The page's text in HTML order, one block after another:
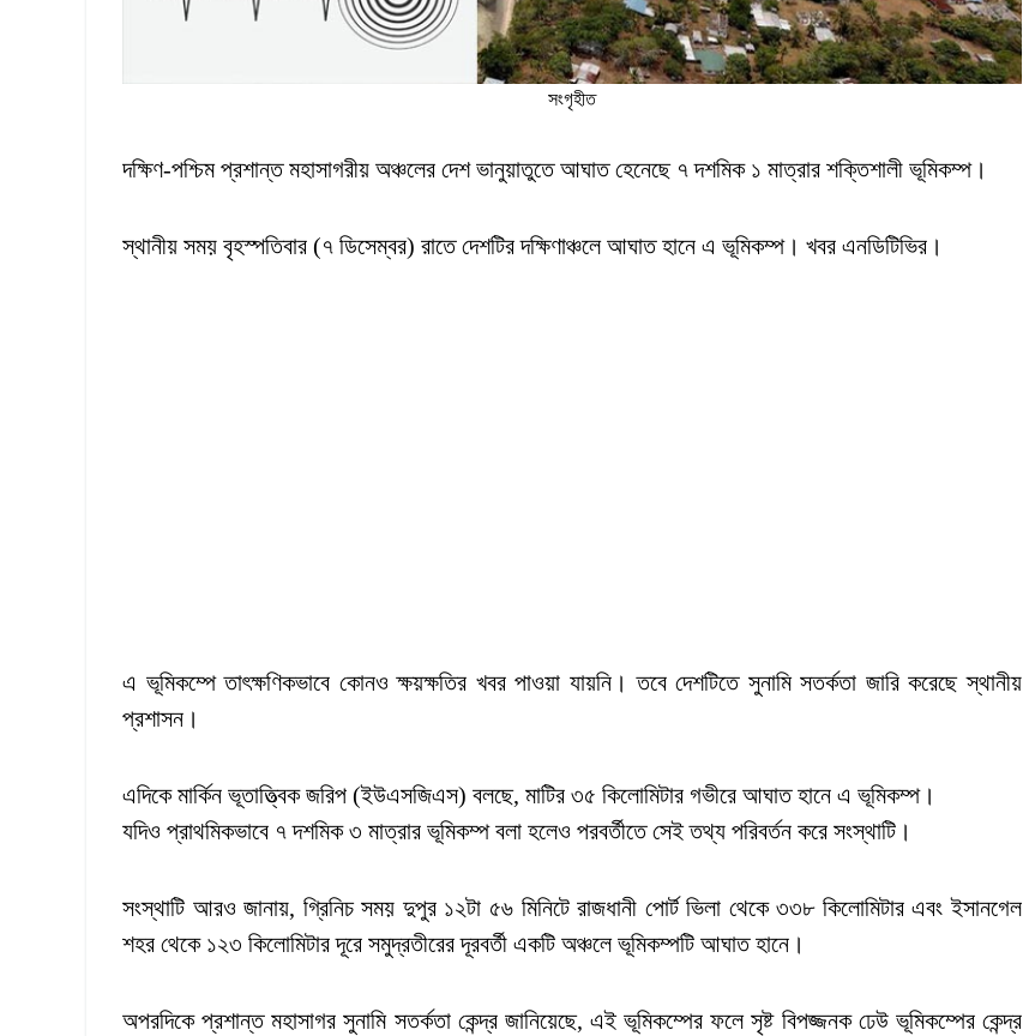
সংগৃহীত
দক্ষিণ-পশ্চিম প্রশান্ত মহাসাগরীয় অঞ্চলের দেশ ভানুয়াতুতে আঘাত হেনেছে ৭ দশমিক ১ মাত্রার শক্তিশালী ভূমিকম্প।
স্থানীয় সময় বৃহস্পতিবার (৭ ডিসেম্বর) রাতে দেশটির দক্ষিণাঞ্চলে আঘাত হানে এ ভূমিকম্প। খবর এনডিটিভির।
এ ভূমিকম্পে তাৎক্ষণিকভাবে কোনও ক্ষয়ক্ষতির খবর পাওয়া যায়নি। তবে দেশটিতে সুনামি সতর্কতা জারি করেছে স্থানীয়
প্রশাসন।
এদিকে মার্কিন ভূতাত্ত্বিক জরিপ (ইউএসজিএস) বলছে, মাটির ৩৫ কিলোমিটার গভীরে আঘাত হানে এ ভূমিকম্প।
যদিও প্রাথমিকভাবে ৭ দশমিক ৩ মাত্রার ভূমিকম্প বলা হলেও পরবর্তীতে সেই তথ্য পরিবর্তন করে সংস্থাটি।
সংস্থাটি আরও জানায়, গ্রিনিচ সময় দুপুর ১২টা ৫৬ মিনিটে রাজধানী পোর্ট ভিলা থেকে ৩৩৮ কিলোমিটার এবং ইসানগেল
শহর থেকে ১২৩ কিলোমিটার দূরে সমুদ্রতীরের দূরবর্তী একটি অঞ্চলে ভূমিকম্পটি আঘাত হানে।
অপরদিকে প্রশান্ত মহাসাগর সুনামি সতর্কতা কেন্দ্র জানিয়েছে, এই ভূমিকম্পের ফলে সৃষ্ট বিপজ্জনক ঢেউ ভূমিকম্পের কেন্দ্র